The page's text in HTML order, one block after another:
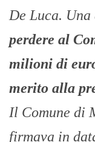
De Luca.
perdere al
milioni di
merito alla
Il Comune di
firmava in